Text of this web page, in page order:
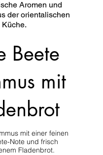
Aromen und
der orientalischen
Küche.
Beete
mit
mit einer feinen
Note und frisch
Fladenbrot.